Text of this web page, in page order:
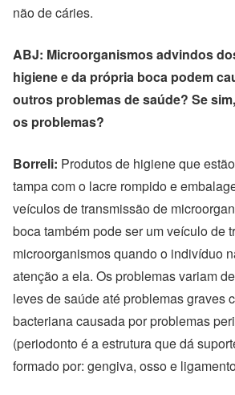
não de cáries.
ABJ: Microorganismos advindos
higiene e da própria boca podem
outros problemas de saúde? Se
os problemas?
Borreli: Produtos de higiene que
tampa com o lacre rompido e
veículos de transmissão de
boca também pode ser um veículo de
microorganismos quando o indivíduo
atenção a ela. Os problemas variam
leves de saúde até problemas graves
bacteriana causada por problemas
(periodonto é a estrutura que dá
formado por: gengiva, osso e